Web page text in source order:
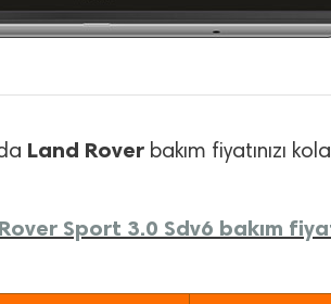
Land Rover bakım fiyatınızı
Sport 3.0 Sdv6 bakım